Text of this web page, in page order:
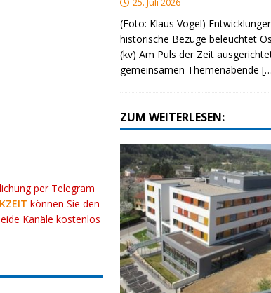
per Telegram
können Sie den
Kanäle kostenlos
(Foto: Klaus Vogel)
historische Bezüge beleuchtet
(kv) Am Puls der Zeit
gemeinsamen Themenabende
ZUM WEITERLESEN: